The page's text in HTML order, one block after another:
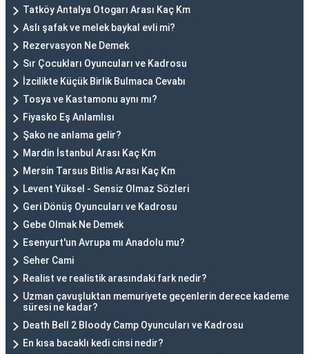
Tatköy Antalya Otogarı Arası Kaç Km
Aslı şafak ve melek baykal evli mi?
Rezervasyon Ne Demek
Sır Çocukları Oyuncuları ve Kadrosu
İzcilikte Küçük Birlik Bulmaca Cevabı
Tosya ve Kastamonu aynı mı?
Fiyasko Eş Anlamlısı
Şako ne anlama gelir?
Mardin İstanbul Arası Kaç Km
Mersin Tarsus Bitlis Arası Kaç Km
Levent Yüksel - Sensiz Olmaz Sözleri
Geri Dönüş Oyuncuları ve Kadrosu
Gebe Olmak Ne Demek
Esenyurt'un Avrupa mı Anadolu mu?
Seher Cami
Realist ve realistik arasındaki fark nedir?
Uzman çavuşluktan memuriyete geçenlerin derece kademe
süresi ne kadar?
Death Bell 2 Bloody Camp Oyuncuları ve Kadrosu
En kısa bacaklı kedi cinsi nedir?